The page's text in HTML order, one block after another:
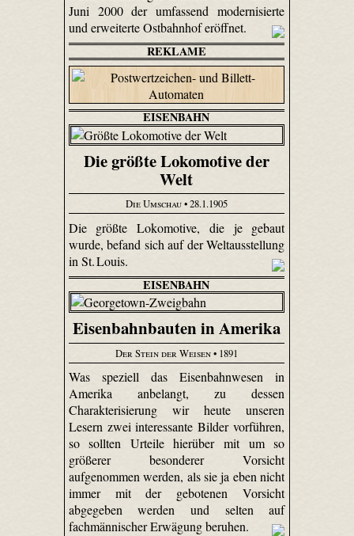
Juni 2000 der umfassend modernisierte
und erweiterte Ostbahnhof eröffnet.
REKLAME
EISENBAHN
Die größte Lokomotive der
Welt
Die Umschau• 28.1.1905
Die größte Lokomotive, die je gebaut
wurde, befand sich auf der Weltausstellung
in St. Louis.
EISENBAHN
Eisenbahnbauten in Amerika
Der Stein der Weisen• 1891
Was speziell das Eisenbahnwesen in
Amerika anbelangt, zu dessen
Charakterisierung wir heute unseren
Lesern zwei interessante Bilder vorführen,
so sollten Urteile hierüber mit um so
größerer besonderer Vorsicht
aufgenommen werden, als sie ja eben nicht
immer mit der gebotenen Vorsicht
abgegeben werden und selten auf
fachmännischer Erwägung beruhen.